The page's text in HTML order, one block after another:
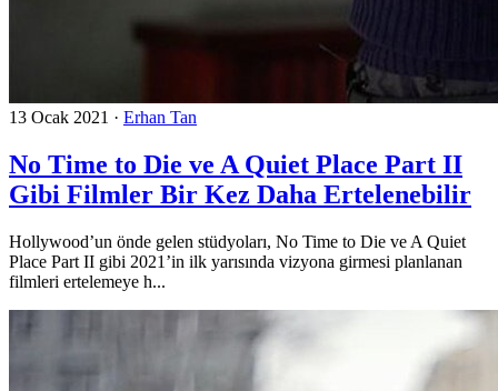
13 Ocak 2021 · Erhan Tan
No Time to Die ve A Quiet Place Part II
Gibi Filmler Bir Kez Daha Ertelenebilir
Hollywood’un önde gelen stüdyoları, No Time to Die ve A Quiet
Place Part II gibi 2021’in ilk yarısında vizyona girmesi planlanan
filmleri ertelemeye h...